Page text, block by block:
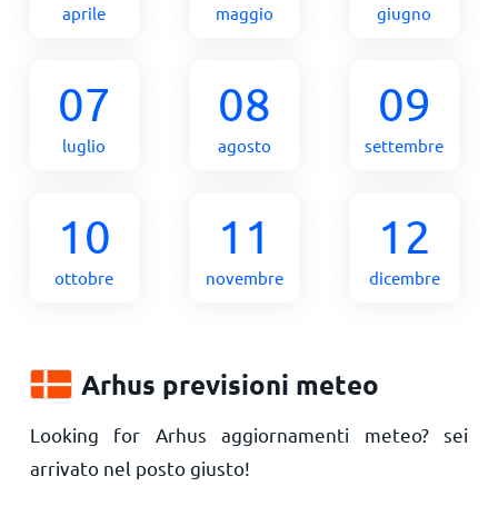
aprile maggio giugno
07
luglio
08
agosto
09
settembre
10
ottobre
11
novembre
12
dicembre
Arhus previsioni meteo
Looking for Arhus aggiornamenti meteo? sei
arrivato nel posto giusto!